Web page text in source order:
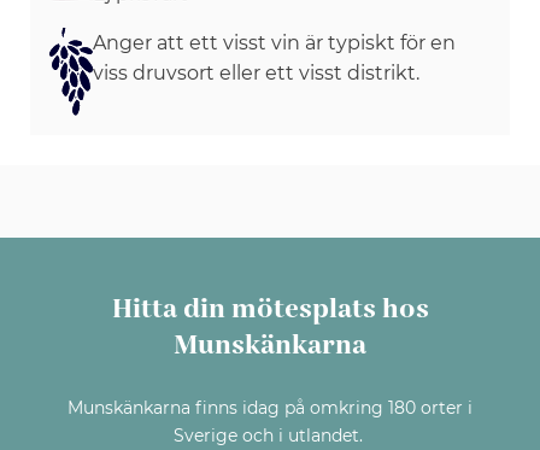
Anger att ett visst vin är typiskt för en
viss druvsort eller ett visst distrikt.
Hitta din mötesplats hos
Munskänkarna
Munskänkarna finns idag på omkring 180 orter i
Sverige och i utlandet.